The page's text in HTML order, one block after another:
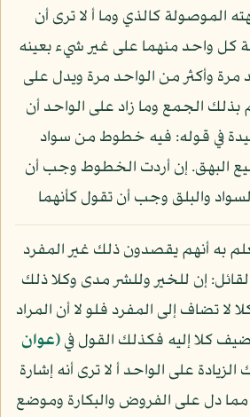
الموصولة كالذي وما أ لا ترى أن
كل واحد منهما على غير شيء بعينه
مرة وأكثر من الواحد مرة ويدل على
الجمع وما زاد على الواحد أن
في قوله: فيه خطوط من سواد
البهق. إن أردت الخطوط وجب أن
والبلق وجب أن تقول كأنهما
به أنهم يقصدون ذلك غير المفرد
إن للخير وللشر مدى وكلا ذلك
لا تضاف إلى المفرد فلو لا أن المراد
كلا إليه فكذلك القول في﴿عوان
الزيادة على الواحد أ لا ترى أنه إشارة
دل على الفروض والبكارة وموضع